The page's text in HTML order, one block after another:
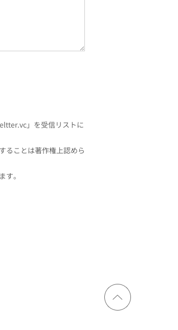
」を受信リストに
ることは著作権上認めら
。
ページ
トップ